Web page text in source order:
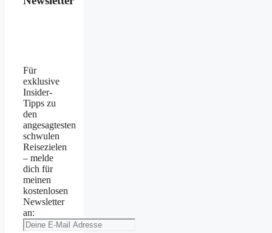
Für
exklusive
Insider-
Tipps zu
den
angesagtesten
schwulen
Reisezielen
– melde
dich für
meinen
kostenlosen
Newsletter
an: